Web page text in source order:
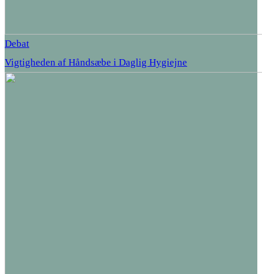
Debat
Vigtigheden af Håndsæbe i Daglig Hygiejne